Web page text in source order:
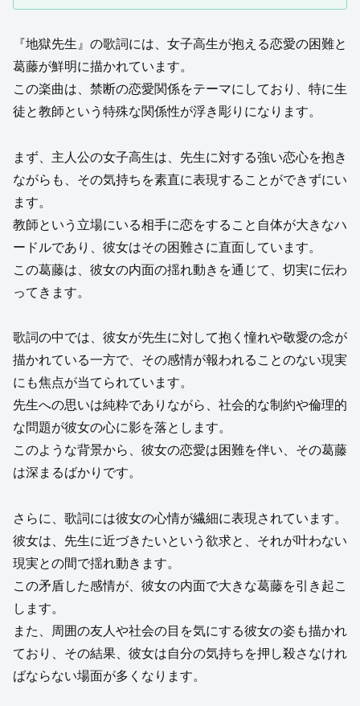
『地獄先生』の歌詞には、女子高生が抱える恋愛の困難と
葛藤が鮮明に描かれています。
この楽曲は、禁断の恋愛関係をテーマにしており、特に生
徒と教師という特殊な関係性が浮き彫りになります。
まず、主人公の女子高生は、先生に対する強い恋心を抱き
ながらも、その気持ちを素直に表現することができずにい
ます。
教師という立場にいる相手に恋をすること自体が大きなハ
ードルであり、彼女はその困難さに直面しています。
この葛藤は、彼女の内面の揺れ動きを通じて、切実に伝わ
ってきます。
歌詞の中では、彼女が先生に対して抱く憧れや敬愛の念が
描かれている一方で、その感情が報われることのない現実
にも焦点が当てられています。
先生への思いは純粋でありながら、社会的な制約や倫理的
な問題が彼女の心に影を落とします。
このような背景から、彼女の恋愛は困難を伴い、その葛藤
は深まるばかりです。
さらに、歌詞には彼女の心情が繊細に表現されています。
彼女は、先生に近づきたいという欲求と、それが叶わない
現実との間で揺れ動きます。
この矛盾した感情が、彼女の内面で大きな葛藤を引き起こ
します。
また、周囲の友人や社会の目を気にする彼女の姿も描かれ
ており、その結果、彼女は自分の気持ちを押し殺さなけれ
ばならない場面が多くなります。